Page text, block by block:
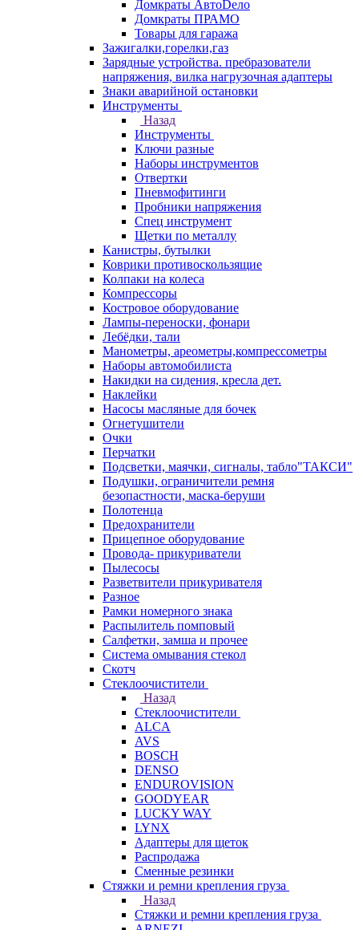
Домкраты АвтоDело
Домкраты ПРАМО
Товары для гаража
Зажигалки,горелки,газ
Зарядные устройства. пребразователи
напряжения, вилка нагрузочная адаптеры
Знаки аварийной остановки
Инструменты
Назад
Инструменты
Ключи разные
Наборы инструментов
Отвертки
Пневмофитинги
Пробники напряжения
Спец инструмент
Щетки по металлу
Канистры, бутылки
Коврики противоскользящие
Колпаки на колеса
Компрессоры
Костровое оборудование
Лампы-переноски, фонари
Лебёдки, тали
Манометры, ареометры,компрессометры
Наборы автомобилиста
Накидки на сидения, кресла дет.
Наклейки
Насосы масляные для бочек
Огнетушители
Очки
Перчатки
Подсветки, маячки, сигналы, табло"ТАКСИ"
Подушки, ограничители ремня
безопастности, маска-беруши
Полотенца
Предохранители
Прицепное оборудование
Провода- прикуриватели
Пылесосы
Разветвители прикуривателя
Разное
Рамки номерного знака
Распылитель помповый
Салфетки, замша и прочее
Система омывания стекол
Скотч
Стеклоочистители
Назад
Стеклоочистители
ALCA
AVS
BOSCH
DENSO
ENDUROVISION
GOODYEAR
LUCKY WAY
LYNX
Адаптеры для щеток
Распродажа
Сменные резинки
Стяжки и ремни крепления груза
Назад
Стяжки и ремни крепления груза